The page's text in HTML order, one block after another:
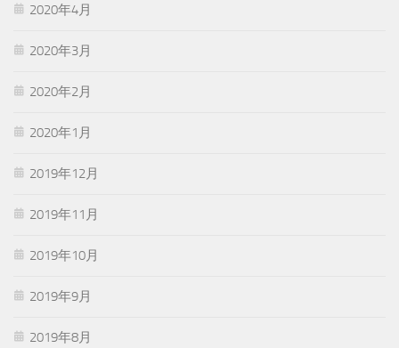
2020年4月
2020年3月
2020年2月
2020年1月
2019年12月
2019年11月
2019年10月
2019年9月
2019年8月